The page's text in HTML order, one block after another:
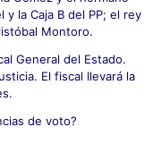
la Caja B del PP; el rey
Montoro.
General del Estado.
El fiscal llevará la
de voto?